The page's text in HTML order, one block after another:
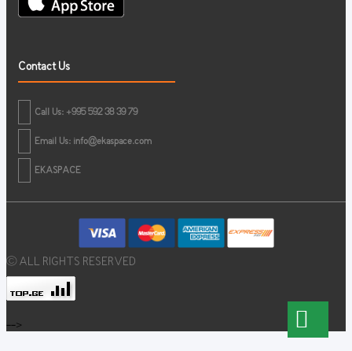
Contact Us
Call Us: +995 592 38 39 79
Email Us: info@ekaspace.com
EKASPACE
© ALL RIGHTS RESERVED
-->